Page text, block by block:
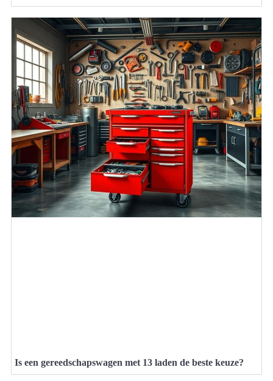
Is een gereedschapswagen met 13 laden de beste keuze?